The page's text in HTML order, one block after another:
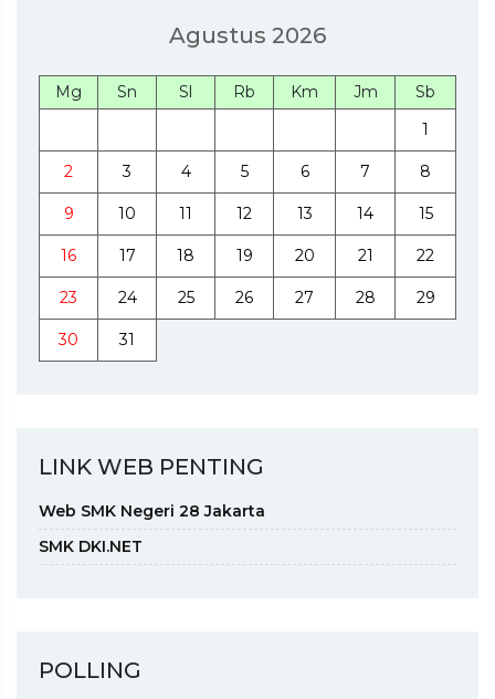
Agustus 2026
Mg Sn Sl Rb Km Jm
Sb
1
2 3 4 5 6 7 8
9 10 11 12 13 14 15
16 17 18 19 20 21 22
23 24 25 26 27 28 29
30 31
LINK WEB PENTING
Web SMK Negeri 28 Jakarta
SMK DKI.NET
POLLING